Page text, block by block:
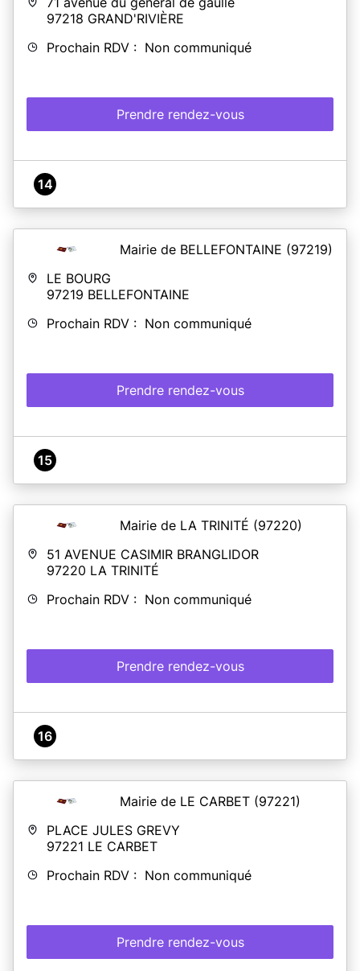
97218 GRAND'RIVIÈRE
Prochain RDV : Non communiqué
Prendre rendez-vous
14
Mairie de BELLEFONTAINE (97219)
LE BOURG
97219 BELLEFONTAINE
Prochain RDV : Non communiqué
Prendre rendez-vous
15
Mairie de LA TRINITÉ (97220)
51 AVENUE CASIMIR BRANGLIDOR
97220 LA TRINITÉ
Prochain RDV : Non communiqué
Prendre rendez-vous
16
Mairie de LE CARBET (97221)
PLACE JULES GREVY
97221 LE CARBET
Prochain RDV : Non communiqué
Prendre rendez-vous